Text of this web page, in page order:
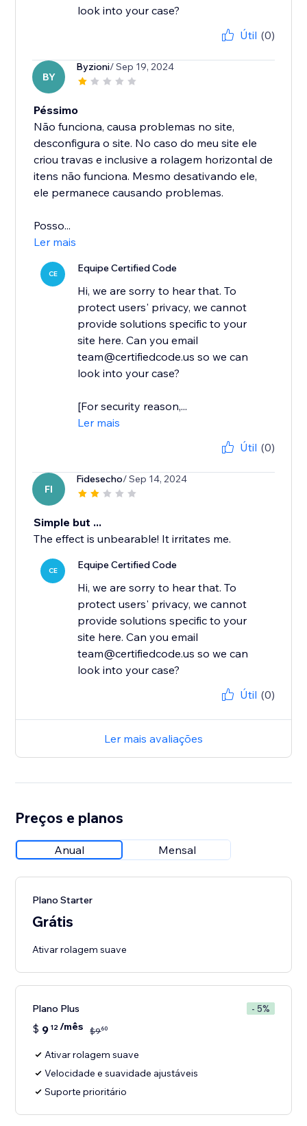
look into your case?
Útil (0)
BY
Byzioni/ Sep 19, 2024
Péssimo
Não funciona, causa problemas no site,
desconfigura o site. No caso do meu site ele
criou travas e inclusive a rolagem horizontal de
itens não funciona. Mesmo desativando ele,
ele permanece causando problemas.
Posso...
Ler mais
CE Equipe Certified Code
Hi, we are sorry to hear that. To
protect users' privacy, we cannot
provide solutions specific to your
site here. Can you email
team@certifiedcode.us so we can
look into your case?
[For security reason,...
Ler mais
Útil (0)
FI
Fidesecho/ Sep 14, 2024
Simple but ...
The effect is unbearable! It irritates me.
CE Equipe Certified Code
Hi, we are sorry to hear that. To
protect users' privacy, we cannot
provide solutions specific to your
site here. Can you email
team@certifiedcode.us so we can
look into your case?
Útil (0)
Ler mais avaliações
Preços e planos
Anual Mensal
Plano Starter
Grátis
Ativar rolagem suave
Plano Plus - 5%
$ 9 12/mês $960
Ativar rolagem suave
Velocidade e suavidade ajustáveis
Suporte prioritário